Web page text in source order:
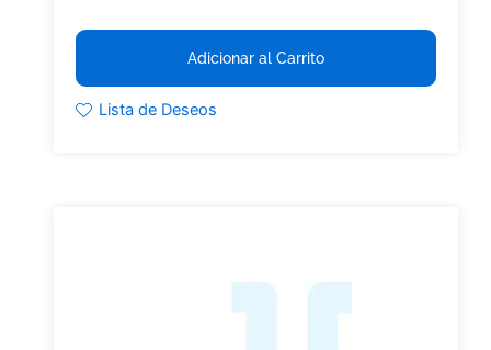
Adicionar al Carrito
Lista de Deseos